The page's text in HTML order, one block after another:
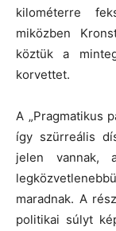
kilométerre
miközben
köztük a
korvettet.
A „Pragmatikus
így szürreális
jelen vannak,
maradnak. A
politikai súlyt